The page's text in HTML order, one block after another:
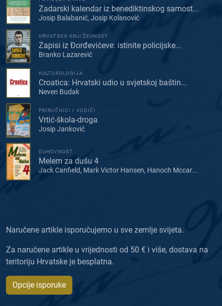
Zadarski kalendar iz benediktinskog samost...
Josip Balabanić, Josip Kolanović
HRVATSKA KNJIŽEVNOST
Zapisi iz Đorđevićeve: istinite policijske...
Branko Lazarević
KULTUROLOGIJA
Croatica: Hrvatski udio u svjetskoj baštin...
Neven Budak
PRIRUČNICI I VODIČI
Vrtić-škola-droga
Josip Janković
DUHOVNOST
Melem za dušu 4
Jack Canfield, Mark Victor Hansen, Hanoch Mccar...
Naručene artikle isporučujemo u sve zemlje svijeta.
Za naručene artikle u vrijednosti od 50 € i više, dostava na
teritoriju Hrvatske je besplatna.
Opcije isporuke